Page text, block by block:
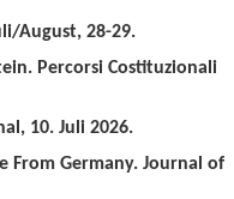
August, 28-29.
Percorsi Costituzionali
10. Juli 2026.
From Germany. Journal of